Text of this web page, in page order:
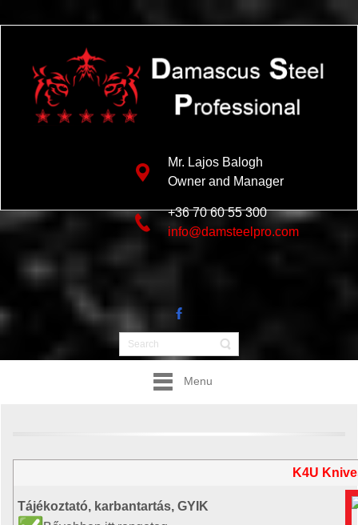
Mr. Lajos Balogh
Owner and Manager
+36 70 60 55 300
info@damsteelpro.com
Menu
K4U
Tájékoztató, karbantartás, GYIK